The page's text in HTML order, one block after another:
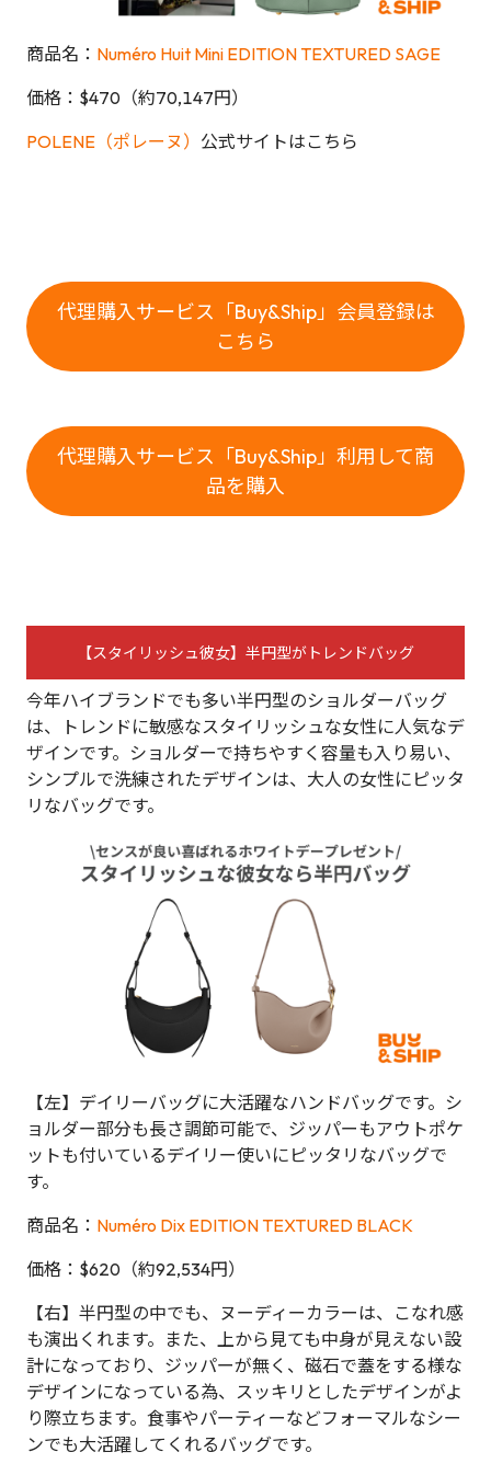
商品名： Numéro Huit Mini EDITION TEXTURED SAGE
価格：$470（約70,147円）
POLENE（ポレーヌ） 公式サイトはこちら
代理購入サービス「Buy&Ship」会員登録は
こちら
代理購入サービス「Buy&Ship」利用して商
品を購入
【スタイリッシュ彼女】半円型がトレンドバッグ
今年ハイブランドでも多い半円型のショルダーバッグ
は、トレンドに敏感なスタイリッシュな女性に人気なデ
ザインです。ショルダーで持ちやすく容量も入り易い、
シンプルで洗練されたデザインは、大人の女性にピッタ
リなバッグです。
【左】デイリーバッグに大活躍なハンドバッグです。シ
ョルダー部分も長さ調節可能で、ジッパーもアウトポケ
ットも付いているデイリー使いにピッタリなバッグで
す。
商品名： Numéro Dix EDITION TEXTURED BLACK
価格：$620（約92,534円）
【右】半円型の中でも、ヌーディーカラーは、こなれ感
も演出くれます。また、上から見ても中身が見えない設
計になっており、ジッパーが無く、磁石で蓋をする様な
デザインになっている為、スッキリとしたデザインがよ
り際立ちます。食事やパーティーなどフォーマルなシー
ンでも大活躍してくれるバッグです。